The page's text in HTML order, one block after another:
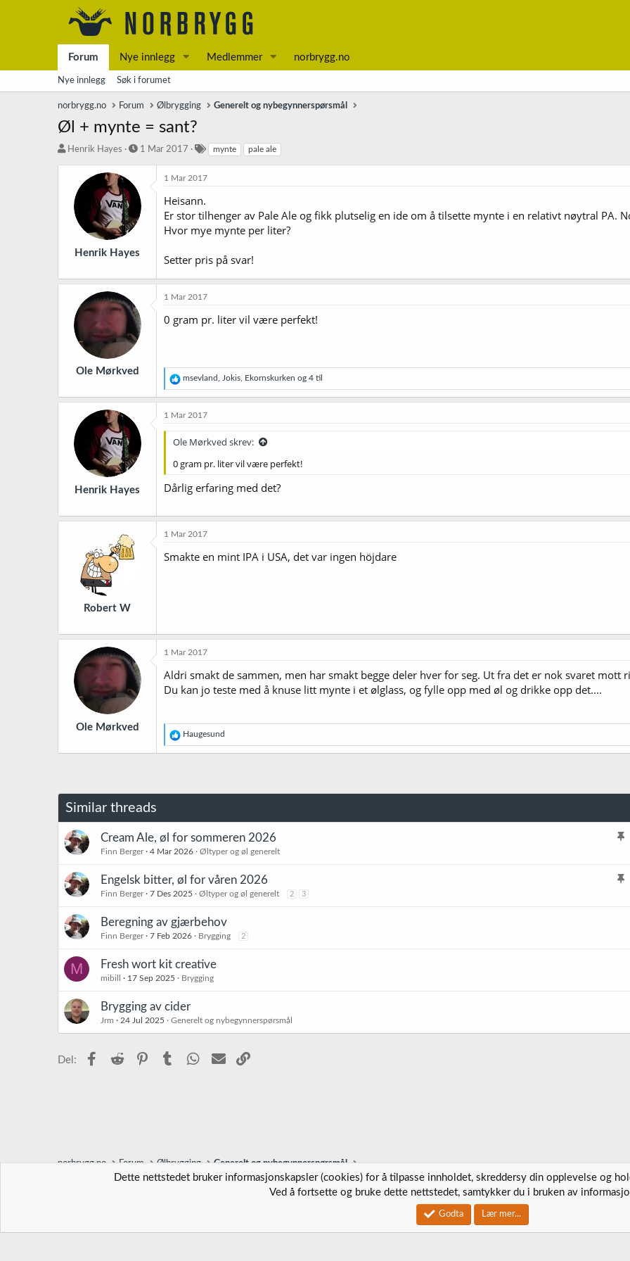
Forum Nye innlegg Medlemmer norbrygg.no
Nye innlegg Søk i forumet
norbrygg.no Forum Ølbrygging Generelt og nybegynnerspørsmål
Øl + mynte = sant?
THenrik Hayes
S
t
d
1 Mar 2017
o
d
mynte pale ale
Henrik Hayes
1 Mar 2017
Heisann.
Er stor tilhenger av Pale Ale og fikk plutselig en ide om å tilsette mynte i en relativt nøytral PA.
Hvor mye mynte per liter?
Setter pris på svar!
Ole Mørkved
1 Mar 2017
0 gram pr. liter vil være perfekt!
R
e
a
j
o
e
msevland Jokis Ekornskurken og 4 til
Henrik Hayes
1 Mar 2017
Ole Mørkved skrev:
0 gram pr. liter vil være perfekt!
Dårlig erfaring med det?
Robert W
1 Mar 2017
Smakte en mint IPA i USA, det var ingen höjdare
Ole Mørkved
1 Mar 2017
Aldri smakt de sammen, men har smakt begge deler hver for seg. Ut fra det er nok svaret mott
Du kan jo teste med å knuse litt mynte i et ølglass, og fylle opp med øl og drikke opp det....
R
e
a
e
r
Haugesund
Similar threads
K
s
Cream Ale, øl for sommeren 2026
Finn Berger 4 Mar 2026 Øltyper og øl generelt
K
Engelsk bitter, øl for våren 2026
Finn Berger 7 Des 2025 Øltyper og øl generelt 2 3
Beregning av gjærbehov
Finn Berger 7 Feb 2026 Brygging 2
M Fresh wort kit creative
mibill 17 Sep 2025 Brygging
Brygging av cider
Jrm 24 Jul 2025 Generelt og nybegynnerspørsmål
Del: Facebook
Reddit PinterestTumblr WhatsApp
E-post
norbrygg.no Forum Ølbrygging Generelt og nybegynnerspørsmål
Community platform by XenForo ®
Dette nettstedet bruker informasjonskapsler (cookies) for å tilpasse innholdet, skreddersy din opplevelse og
Ved å fortsette og bruke dette nettstedet, samtykker du i bruken av
Godta Lær mer...